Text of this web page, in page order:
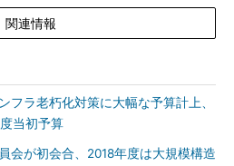
関連情報
フラ老朽化対策に大幅な予算計上、
当初予算
会が初会合、2018年度は大規模構造